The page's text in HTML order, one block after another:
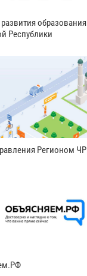
развития образования
Республики
Регионом ЧР